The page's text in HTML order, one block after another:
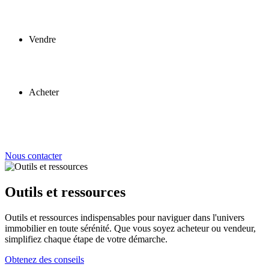
Vendre
Acheter
Nous contacter
Outils et ressources
Outils et ressources indispensables pour naviguer dans l'univers
immobilier en toute sérénité. Que vous soyez acheteur ou vendeur,
simplifiez chaque étape de votre démarche.
Obtenez des conseils